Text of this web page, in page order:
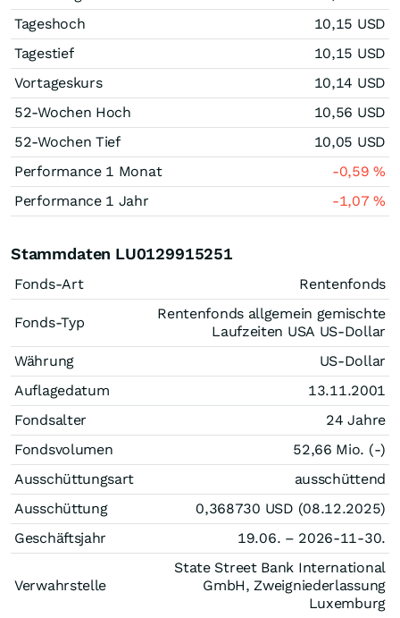
Tageshoch
10,15 USD
Tagestief
10,15 USD
Vortageskurs
10,14 USD
52-Wochen Hoch
10,56 USD
52-Wochen Tief
10,05 USD
Performance 1 Monat
-0,59%
Performance 1 Jahr
-1,07%
Stammdaten LU0129915251
Fonds-Art Rentenfonds
Fonds-Typ
Rentenfonds allgemein gemischte
Laufzeiten USA US-Dollar
Währung
US-Dollar
Auflagedatum
13.11.2001
Fondsalter
24 Jahre
Fondsvolumen
52,66 Mio. (-)
Ausschüttungsart
ausschüttend
Ausschüttung
0,368730 USD (08.12.2025)
Geschäftsjahr
19.06. – 2026-11-30.
Verwahrstelle
State Street Bank International
GmbH, Zweigniederlassung
Luxemburg